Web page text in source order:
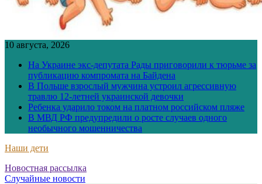
10 августа, 2026
На Украине экс-депутата Рады приговорили к тюрьме за
публикацию компромата на Байдена
В Польше взрослый мужчина устроил агрессивную
травлю 12-летней украинской девочки
Ребенка ударило током на платном российском пляже
В МВД РФ предупредили о росте случаев одного
необычного мошенничества
Наши дети
Новостная рассылка
Случайные новости